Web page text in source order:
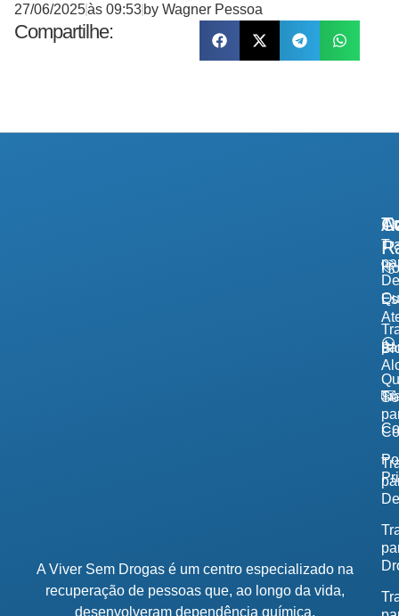
27/06/2025às 09:53 by Wagner Pessoa
Compartilhe:
A Viver Sem Drogas é um centro especializado na
recuperação de pessoas que, ao longo da vida,
desenvolveram dependência química.